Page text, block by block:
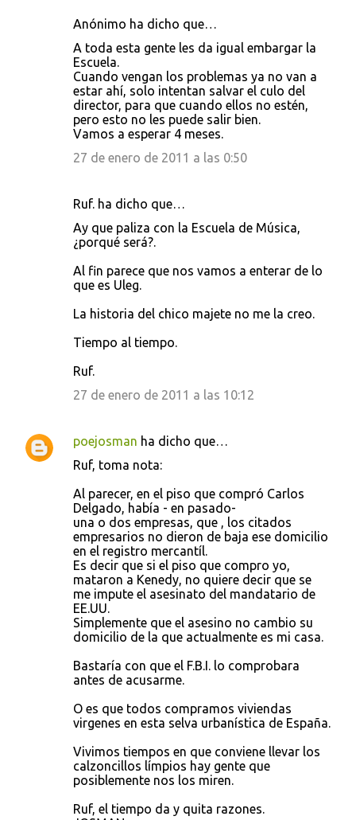
Anónimo ha dicho que…
A toda esta gente les da igual embargar la
Escuela.
Cuando vengan los problemas ya no van a
estar ahí, solo intentan salvar el culo del
director, para que cuando ellos no estén,
pero esto no les puede salir bien.
Vamos a esperar 4 meses.
27 de enero de 2011 a las 0:50
Ruf. ha dicho que…
Ay que paliza con la Escuela de Música,
¿porqué será?.
Al fin parece que nos vamos a enterar de lo
que es Uleg.
La historia del chico majete no me la creo.
Tiempo al tiempo.
Ruf.
27 de enero de 2011 a las 10:12
poejosman ha dicho que…
Ruf, toma nota:
Al parecer, en el piso que compró Carlos
Delgado, había - en pasado-
una o dos empresas, que , los citados
empresarios no dieron de baja ese domicilio
en el registro mercantíl.
Es decir que si el piso que compro yo,
mataron a Kenedy, no quiere decir que se
me impute el asesinato del mandatario de
EE.UU.
Simplemente que el asesino no cambio su
domicilio de la que actualmente es mi casa.
Bastaría con que el F.B.I. lo comprobara
antes de acusarme.
O es que todos compramos viviendas
virgenes en esta selva urbanística de España.
Vivimos tiempos en que conviene llevar los
calzoncillos límpios hay gente que
posiblemente nos los miren.
Ruf, el tiempo da y quita razones.